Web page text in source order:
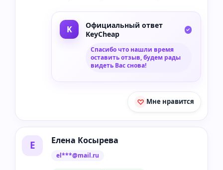
Официальный ответ
KeyCheap
Спасибо что нашли время
оставить отзыв, будем рады
видеть Вас снова!
Мне нравится
Е Елена Косырева
el***@mail.ru